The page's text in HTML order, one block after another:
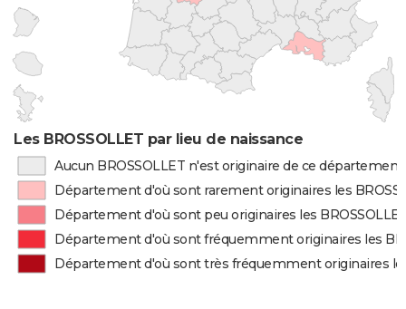
Les BROSSOLLET par lieu de naissance
Aucun BROSSOLLET n'est originaire de ce département
Département d'où sont rarement originaires les
Département d'où sont peu originaires les
Département d'où sont fréquemment originaires les
Département d'où sont très fréquemment originaires